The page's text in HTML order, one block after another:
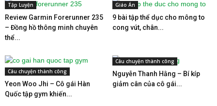
Tập Luyện
Review Garmin Forerunner 235
– Đồng hồ thông minh chuyên
thể...
Giáo Án
9 bài tập thể dục cho mông to
cong vút, chân...
Câu chuyện thành công
Yeon Woo Jhi – Cô gái Hàn
Quốc tập gym khiến...
Câu chuyện thành công
Nguyễn Thanh Hằng – Bí kíp
giảm cân của cô gái...